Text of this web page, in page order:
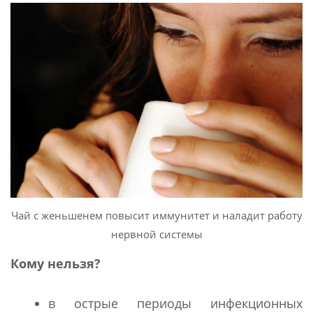
Чай с женьшенем повысит иммунитет и наладит работу
нервной системы
Кому нельзя?
в острые периоды инфекционных